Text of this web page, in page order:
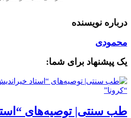
درباره نویسنده
محمودی
یک پیشنهاد برای شما:
طب سنتی| توصیه‌‌های